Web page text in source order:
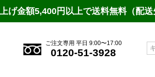
げ金額5,400円以上で送料無料（配送
ご注文専用 平日 9:00〜17:00
0120-51-3928